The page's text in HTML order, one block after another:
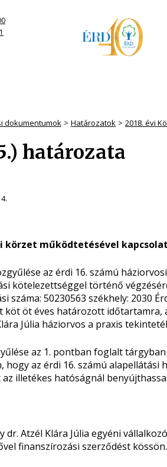
dokumentumok Határozatok 2018. évi
határozata
körzet működtetésével
az érdi 16. számú
kötelezettséggel történő
száma: 50230563 székhely: 2030
köt öt éves határozott időtartamra,
Júlia háziorvos a praxis
az 1. pontban foglalt
hogy az érdi 16. számú
illetékes hatóságnál benyújthassa.
dr. Atzél Klára Júlia egyéni
finanszírozási szerződést kössön.